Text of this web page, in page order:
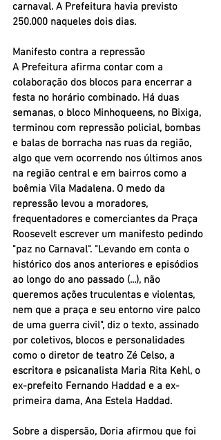
carnaval. A Prefeitura havia previsto
250.000 naqueles dois dias.
Manifesto contra a repressão
A Prefeitura afirma contar com a
colaboração dos blocos para encerrar a
festa no horário combinado. Há duas
semanas, o bloco Minhoqueens, no Bixiga,
terminou com repressão policial, bombas
e balas de borracha nas ruas da região,
algo que vem ocorrendo nos últimos anos
na região central e em bairros como a
boêmia Vila Madalena. O medo da
repressão levou a moradores,
frequentadores e comerciantes da Praça
Roosevelt escrever um manifesto pedindo
"paz no Carnaval". "Levando em conta o
histórico dos anos anteriores e episódios
ao longo do ano passado (...), não
queremos ações truculentas e violentas,
nem que a praça e seu entorno vire palco
de uma guerra civil", diz o texto, assinado
por coletivos, blocos e personalidades
como o diretor de teatro Zé Celso, a
escritora e psicanalista Maria Rita Kehl, o
ex-prefeito Fernando Haddad e a ex-
primeira dama, Ana Estela Haddad.
Sobre a dispersão, Doria afirmou que foi